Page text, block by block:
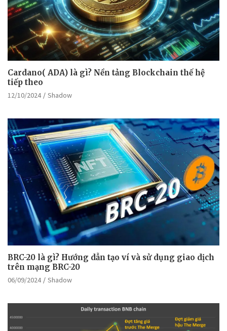
Cardano( ADA) là gì? Nền tảng Blockchain thế hệ
tiếp theo
12/10/2024 Shadow
BRC-20 là gì? Hướng dẫn tạo ví và sử dụng giao dịch
trên mạng BRC-20
06/09/2024 Shadow